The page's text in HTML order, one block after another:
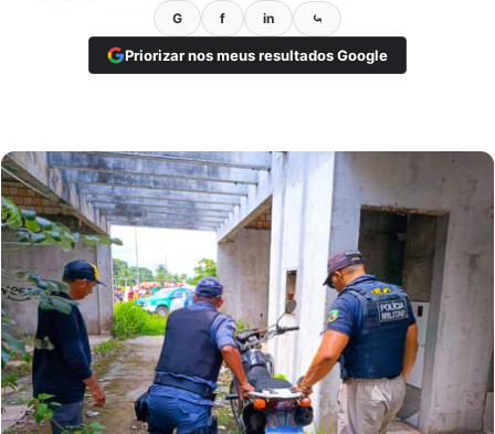
G f in ⤿
Priorizar nos meus resultados Google